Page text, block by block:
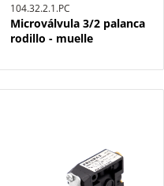
104.32.2.1.PC
Microválvula 3/2 palanca
rodillo - muelle